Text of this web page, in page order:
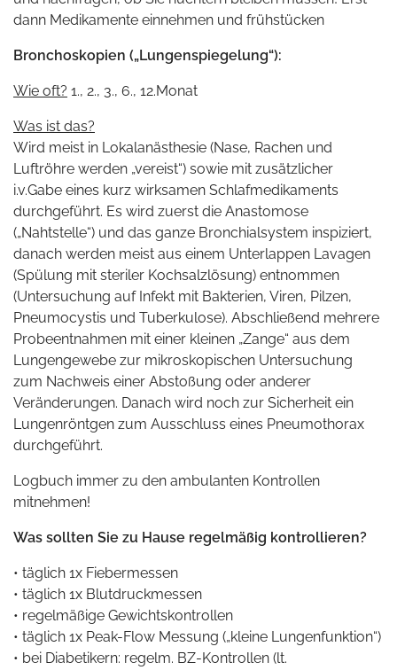
dann Medikamente einnehmen und frühstücken
Bronchoskopien („Lungenspiegelung“):
Wie oft? 1., 2., 3., 6., 12.Monat
Was ist das?
Wird meist in Lokalanästhesie (Nase, Rachen und
Luftröhre werden „vereist“) sowie mit zusätzlicher
i.v.Gabe eines kurz wirksamen Schlafmedikaments
durchgeführt. Es wird zuerst die Anastomose
(„Nahtstelle“) und das ganze Bronchialsystem inspiziert,
danach werden meist aus einem Unterlappen Lavagen
(Spülung mit steriler Kochsalzlösung) entnommen
(Untersuchung auf Infekt mit Bakterien, Viren, Pilzen,
Pneumocystis und Tuberkulose). Abschließend mehrere
Probeentnahmen mit einer kleinen „Zange“ aus dem
Lungengewebe zur mikroskopischen Untersuchung
zum Nachweis einer Abstoßung oder anderer
Veränderungen. Danach wird noch zur Sicherheit ein
Lungenröntgen zum Ausschluss eines Pneumothorax
durchgeführt.
Logbuch immer zu den ambulanten Kontrollen
mitnehmen!
Was sollten Sie zu Hause regelmäßig kontrollieren?
• täglich 1x Fiebermessen
• täglich 1x Blutdruckmessen
• regelmäßige Gewichtskontrollen
• täglich 1x Peak-Flow Messung („kleine Lungenfunktion“)
• bei Diabetikern: regelm. BZ-Kontrollen (lt.